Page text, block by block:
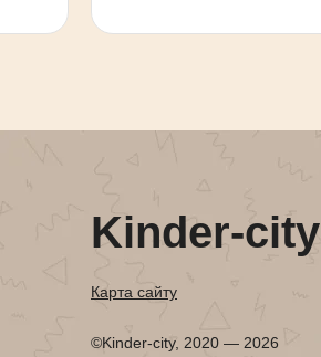
Kinder-city
Карта сайту
©Kinder-city, 2020 — 2026